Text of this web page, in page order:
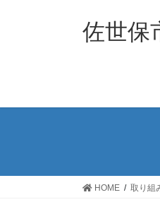
ス
ン
佐世保
HOME 取り組